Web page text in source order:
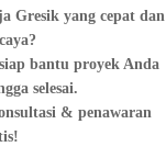
Gresik yang cepat dan
bantu proyek Anda
selesai.
& penawaran